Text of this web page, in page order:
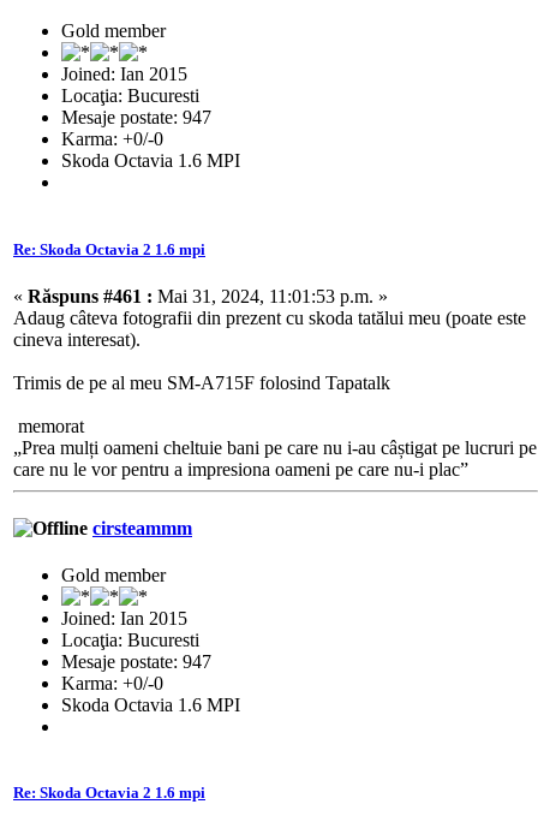
Gold member
Joined: Ian 2015
Locaţia: Bucuresti
Mesaje postate: 947
Karma: +0/-0
Skoda Octavia 1.6 MPI
Re: Skoda Octavia 2 1.6 mpi
« Răspuns #461 : Mai 31, 2024, 11:01:53 p.m. »
Adaug câteva fotografii din prezent cu skoda tatălui meu (poate este
cineva interesat).
Trimis de pe al meu SM-A715F folosind Tapatalk
memorat
„Prea mulți oameni cheltuie bani pe care nu i-au câștigat pe lucruri pe
care nu le vor pentru a impresiona oameni pe care nu-i plac”
cirsteammm
Gold member
Joined: Ian 2015
Locaţia: Bucuresti
Mesaje postate: 947
Karma: +0/-0
Skoda Octavia 1.6 MPI
Re: Skoda Octavia 2 1.6 mpi